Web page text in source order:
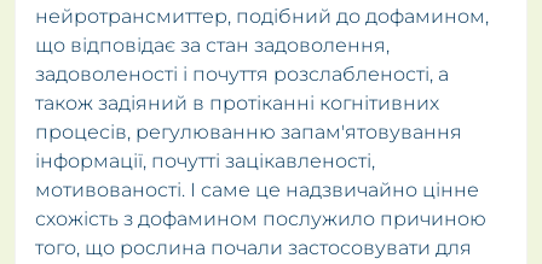
нейротрансмиттер, подібний до дофамином,
що відповідає за стан задоволення,
задоволеності і почуття розслабленості, а
також задіяний в протіканні когнітивних
процесів, регулюванню запам'ятовування
інформації, почутті зацікавленості,
мотивованості. І саме це надзвичайно цінне
схожість з дофамином послужило причиною
того, що рослина почали застосовувати для